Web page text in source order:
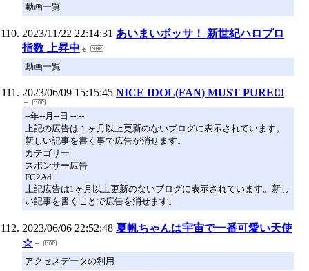
動画一覧
2023/11/22 22:14:31 あいまいボッサ！ 新世紀ハロプロ
指数 上昇中
動画一覧
2023/06/09 15:15:45 NICE IDOL(FAN) MUST PURE!!!
--年--月--日 --:--
上記の広告は１ヶ月以上更新のないブログに表示されています。
新しい記事を書く事で広告が消せます。
カテゴリー
スポンサー広告
FC2Ad
上記広告は1ヶ月以上更新のないブログに表示されています。新し
い記事を書くことで広告を消せます。
2023/06/06 22:52:48 夏帆ちゃんは宇宙で一番可愛い天使
☆
アクセスデータの利用